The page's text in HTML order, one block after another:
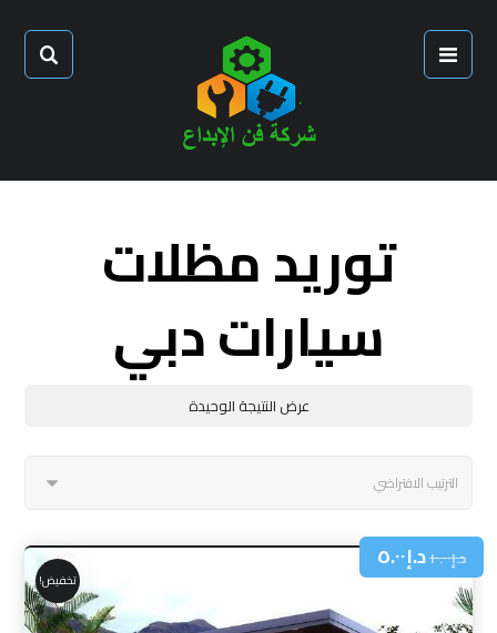
توريد مظلات
سيارات دبي
عرض النتيجة الوحيدة
د.إ١٠.٠٠د.إ٥.٠٠
تخفيض!